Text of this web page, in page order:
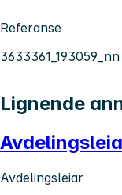
Referanse
3633361_193059_nn
Lignende
Avdelingsleiar